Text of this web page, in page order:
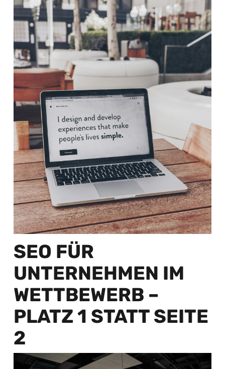
SEO FÜR
UNTERNEHMEN IM
WETTBEWERB –
PLATZ 1 STATT SEITE
2